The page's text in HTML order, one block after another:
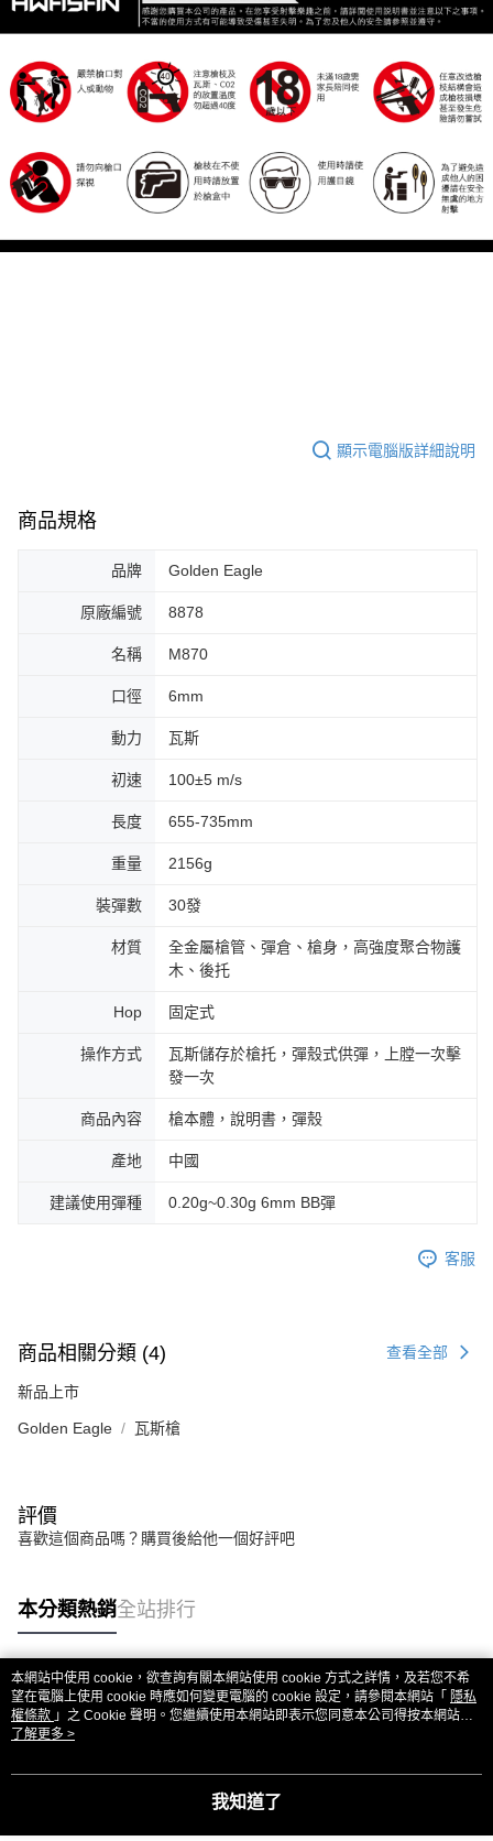
顯示電腦版詳細說明
商品規格
品牌 Golden Eagle
原廠編號 8878
名稱 M870
口徑 6mm
動力 瓦斯
初速 100±5 m/s
長度 655-735mm
重量 2156g
裝彈數 30發
材質
全金屬槍管、彈倉、槍身，高強度聚合物護
木、後托
Hop 固定式
操作方式
瓦斯儲存於槍托，彈殼式供彈，上膛一次擊
發一次
商品內容 槍本體，說明書，彈殼
產地 中國
建議使用彈種 0.20g~0.30g 6mm BB彈
客服
商品相關分類 (4) 查看全部
新品上市
Golden Eagle 瓦斯槍
評價
喜歡這個商品嗎？購買後給他一個好評吧
本分類熱銷全站排行
熱門標籤
本網站中使用 cookie，欲查詢有關本網站使用 cookie 方式之詳情，及若您不希
望在電腦上使用 cookie 時應如何變更電腦的 cookie 設定，請參閱本網站「 隱私
權條款 」之 Cookie 聲明。您繼續使用本網站即表示您同意本公司得按本網站使
用條款之 Cookie 聲明使用 cookie。
了解更多 >
我知道了